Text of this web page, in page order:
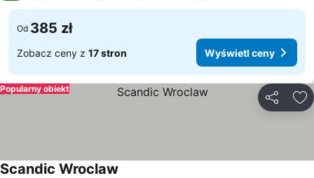
Od 385 zł
Zobacz ceny z 17 stron Wyświetl ceny
Popularny obiekt
Scandic Wroclaw